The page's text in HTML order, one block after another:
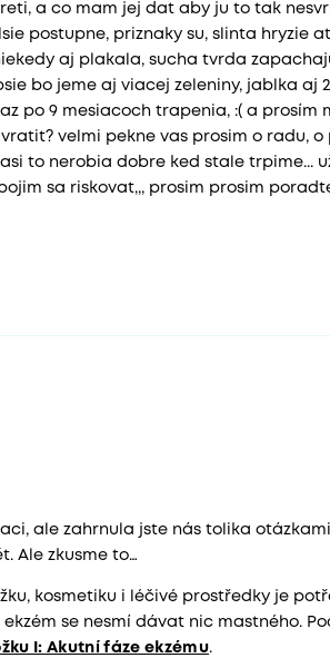
a co mam jej dat aby ju to tak
postupne, priznaky su, slinta hryzie
aj plakala, sucha tvrda
bo jeme aj viacej zeleniny, jablka aj
po 9 mesiacoch trapenia, :( a prosím
vratit? velmi pekne vas prosim o radu,
to nerobia dobre ked stale trpime...
sa riskovat,,, prosim prosim
ale zahrnula jste nás tolika
Ale zkusme to…
kosmetiku i léčivé prostředky je
se nesmí dávat nic mastného.
I: Akutní fáze ekzému.